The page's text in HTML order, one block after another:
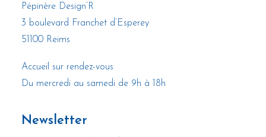
Pépinère Design’R
3 boulevard Franchet d’Esperey
51100 Reims
Accueil sur rendez-vous
Du mercredi au samedi de 9h à 18h
Newsletter